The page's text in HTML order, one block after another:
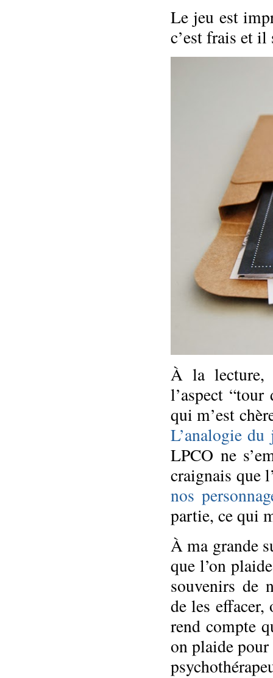
Le jeu est
c’est frais et il
À la lecture,
l’aspect
qui m’est
L’analogie du
LPCO ne
craignais que
nos
partie, ce qui
À ma grande
que l’on
souvenirs de
de les effacer,
rend compte
on plaide pour